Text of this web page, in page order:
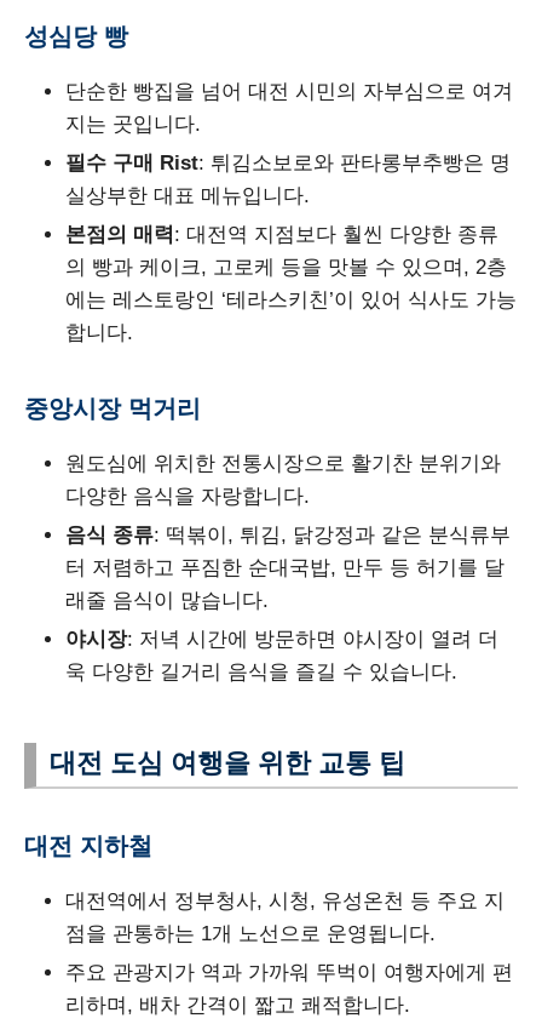
성심당 빵
단순한 빵집을 넘어 대전 시민의 자부심으로 여겨
지는 곳입니다.
필수 구매 Rist: 튀김소보로와 판타롱부추빵은 명
실상부한 대표 메뉴입니다.
본점의 매력: 대전역 지점보다 훨씬 다양한 종류
의 빵과 케이크, 고로케 등을 맛볼 수 있으며, 2층
에는 레스토랑인 ‘테라스키친’이 있어 식사도 가능
합니다.
중앙시장 먹거리
원도심에 위치한 전통시장으로 활기찬 분위기와
다양한 음식을 자랑합니다.
음식 종류: 떡볶이, 튀김, 닭강정과 같은 분식류부
터 저렴하고 푸짐한 순대국밥, 만두 등 허기를 달
래줄 음식이 많습니다.
야시장: 저녁 시간에 방문하면 야시장이 열려 더
욱 다양한 길거리 음식을 즐길 수 있습니다.
대전 도심 여행을 위한 교통 팁
대전 지하철
대전역에서 정부청사, 시청, 유성온천 등 주요 지
점을 관통하는 1개 노선으로 운영됩니다.
주요 관광지가 역과 가까워 뚜벅이 여행자에게 편
리하며, 배차 간격이 짧고 쾌적합니다.